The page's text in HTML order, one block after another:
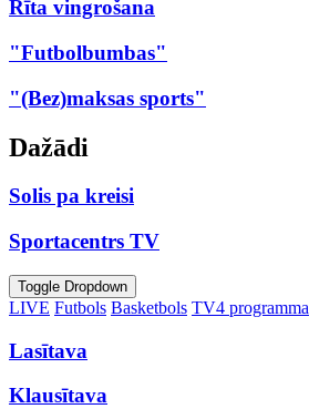
Rīta vingrošana
"Futbolbumbas"
"(Bez)maksas sports"
Dažādi
Solis pa kreisi
Sportacentrs TV
Toggle Dropdown
LIVE Futbols Basketbols TV4 programma
Lasītava
Klausītava